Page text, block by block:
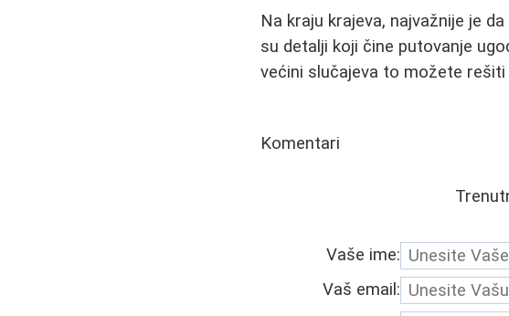
Na kraju krajeva, najvažnije je
su detalji koji čine putovanje
većini slučajeva to možete rešiti
Komentari
Vaše ime:
Vaš email: